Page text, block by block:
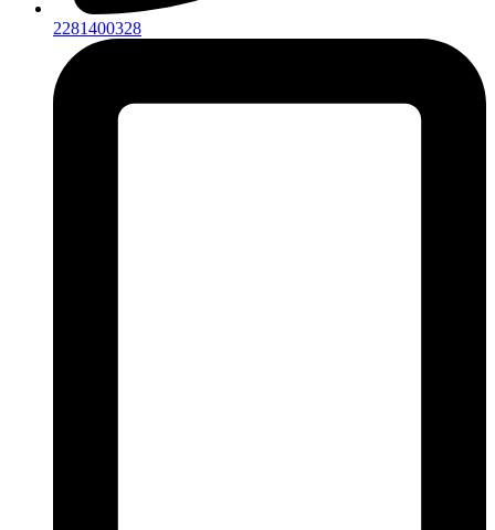
2281400328